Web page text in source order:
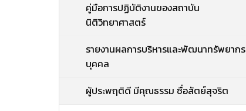
คู่มือการปฏิบัติงานของสถาบัน
นิติวิทยาศาสตร์
รายงานผลการบริหารและพัฒนาทรัพยากร
บุคคล
ผู้ประพฤติดี มีคุณธรรม ซื่อสัตย์สุจริต